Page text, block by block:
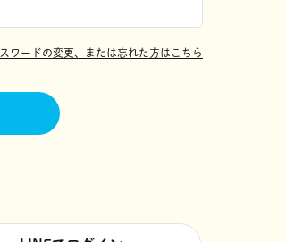
ワードの変更、または忘れた方はこちら